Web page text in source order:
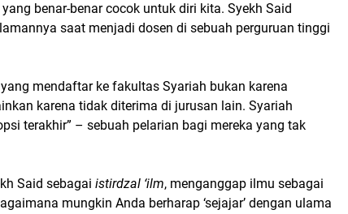
benar-benar cocok untuk diri kita. Syekh Said
saat menjadi dosen di sebuah perguruan tinggi
mendaftar ke fakultas Syariah bukan karena
karena tidak diterima di jurusan lain. Syariah
terakhir” – sebuah pelarian bagi mereka yang tak
Said sebagai istirdzal ‘ilm, menganggap ilmu sebagai
mungkin Anda berharap ‘sejajar’ dengan ulama